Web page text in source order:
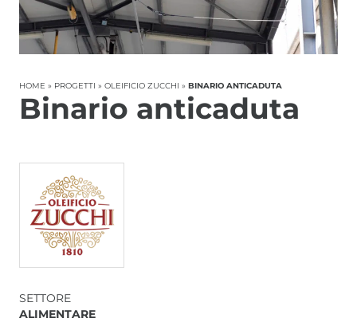
HOME » PROGETTI » OLEIFICIO ZUCCHI » BINARIO ANTICADUTA
Binario anticaduta
SETTORE
ALIMENTARE